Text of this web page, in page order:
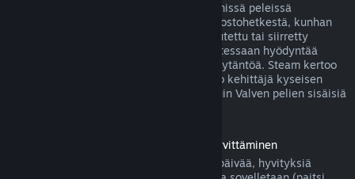
Steam tarjoaa hyvityksen Valven kehittämissä peleissä
tapahtuvista ostoksista 48 tunnin sisällä ostohetkestä, kunhan
pelinsisäistä esinettä ei ole käytetty, muutettu tai siirretty
toiselle tilille. Muut kehittäjät voivat halutessaan hyödyntää
samaa pelinsisäisten esineiden hyvityskäytäntöä. Steam kertoo
pelinsisäistä esinettä ostettaessa, salliiko kehittäjä kyseisen
esineen hyvittämisen. Muutoin muiden kuin Valven pelien sisäisiä
Ennen julkaisupäivää ostettujen pelien hyvittäminen
Kun ostat pelin Steamistä ennen julkaisupäivää, hyvityksiä